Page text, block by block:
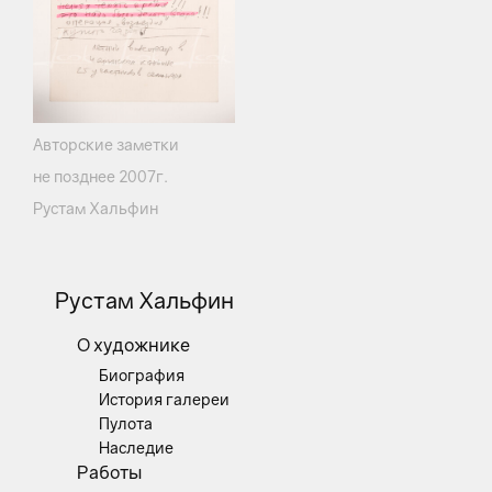
Авторские заметки
не позднее 2007г.
Рустам Хальфин
Рустам Хальфин
О художнике
Биография
История галереи
Пулота
Наследие
Работы